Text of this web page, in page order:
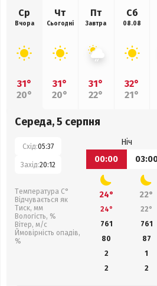
Ср
Вчора
31°
20°
Чт
Сьогодні
31°
20°
Пт
Завтра
31°
22°
Сб
08.08
32°
21°
Середа, 5 серпня
Схід:05:37
Захід:20:12
Температура С°
Відчувається як
Тиск, мм
Вологість, %
Вітер, м/с
Ймовірність опадів,
%
Ніч
00:00
24° 22°
24° 22°
761
761
80
87
2
1
2
2